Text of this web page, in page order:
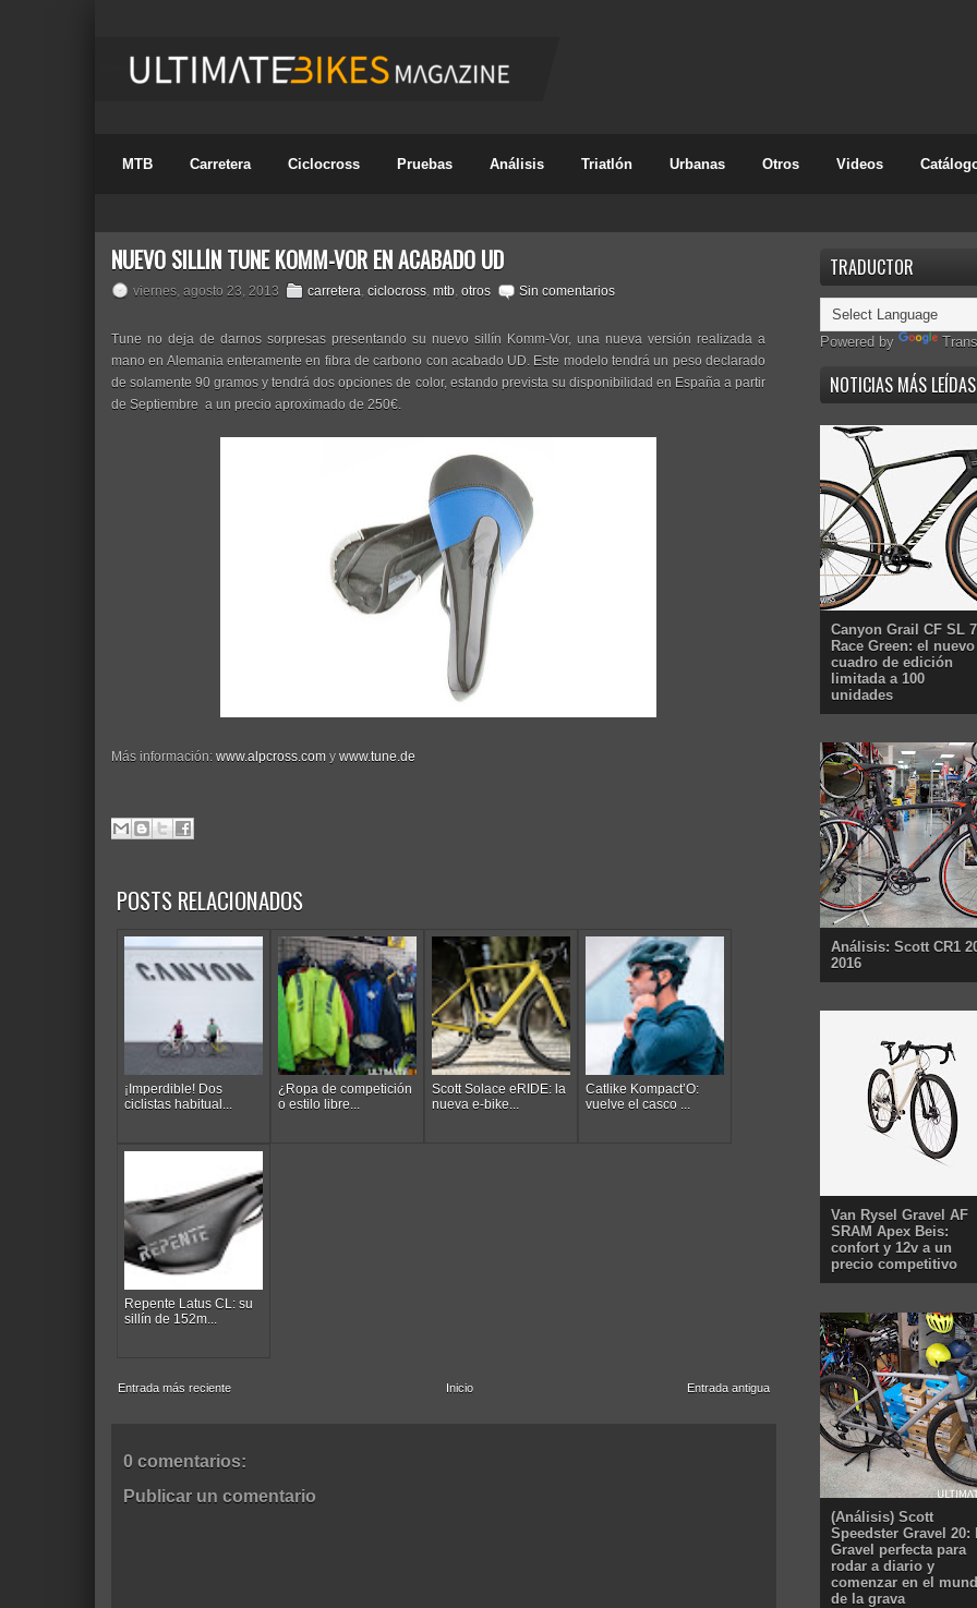
MTB Carretera Ciclocross Pruebas Análisis Triatlón Urbanas Otros Videos
NUEVO SILLÍN TUNE KOMM-VOR EN ACABADO UD
viernes, agosto 23, 2013 carretera, ciclocross, mtb, otros Sin comentarios
Tune no deja de darnos sorpresas presentando su nuevo sillín Komm-Vor, una nueva versión realizada a
mano en Alemania enteramente en fibra de carbono con acabado UD. Este modelo tendrá un peso declarado
de solamente 90 gramos y tendrá dos opciones de color, estando prevista su disponibilidad en España a partir
de Septiembre a un precio aproximado de 250€.
Más información: www.alpcross.com y www.tune.de
POSTS RELACIONADOS
¡Imperdible! Dos
ciclistas habitual...
¿Ropa de competición
o estilo libre...
Scott Solace eRIDE: la
nueva e-bike...
Catlike Kompact’O:
vuelve el casco ...
Repente Latus CL: su
sillín de 152m...
Entrada más reciente Entrada antigua
Inicio
0 comentarios:
Publicar un comentario
TRADUCTOR
Powered by
NOTICIAS MÁS LEÍDAS
Canyon Grail CF SL 7
Race Green: el nuevo
cuadro de edición
limitada a 100
unidades
Análisis: Scott CR1
2016
Van Rysel Gravel AF
SRAM Apex Beis:
confort y 12v a un
precio competitivo
(Análisis) Scott
Speedster Gravel 20:
Gravel perfecta para
rodar a diario y
comenzar en el
de la grava